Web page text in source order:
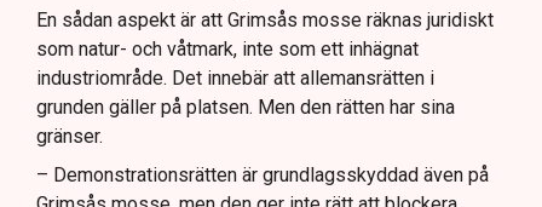
En sådan aspekt är att Grimsås mosse räknas juridiskt
som natur- och våtmark, inte som ett inhägnat
industriområde. Det innebär att allemansrätten i
grunden gäller på platsen. Men den rätten har sina
gränser.
– Demonstrationsrätten är grundlagsskyddad även på